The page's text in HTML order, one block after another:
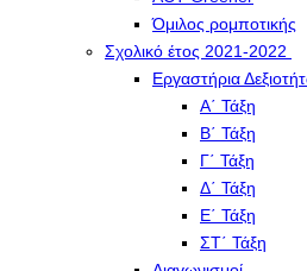
Όμιλος ρομποτικής
Σχολικό έτος 2021-2022
Εργαστήρια
Α΄ Τάξη
Β΄ Τάξη
Γ΄ Τάξη
Δ΄ Τάξη
Ε΄ Τάξη
ΣΤ΄ Τάξη